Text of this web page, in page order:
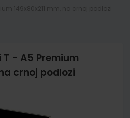
- A5 Premium
crnoj podlozi